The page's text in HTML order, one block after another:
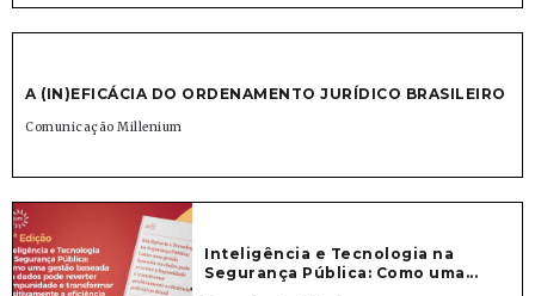
A (IN)EFICÁCIA DO ORDENAMENTO JURÍDICO BRASILEIRO
Comunicação Millenium
Inteligência e Tecnologia na
Segurança Pública: Como uma...